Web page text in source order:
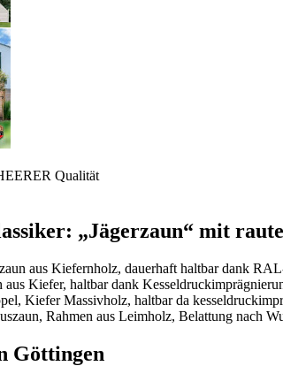
„Jägerzaun“ mit
Göttingen